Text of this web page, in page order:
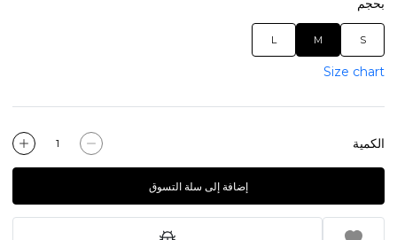
S
M
L
Size chart
الكمية
إضافة إلى سلة التسوق